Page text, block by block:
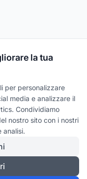
la tua
per personalizzare
media e analizzare il
Condividiamo
nostro sito con i nostri
analisi.